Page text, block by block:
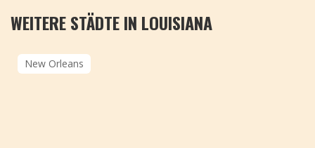
WEITERE STÄDTE IN LOUISIANA
New Orleans